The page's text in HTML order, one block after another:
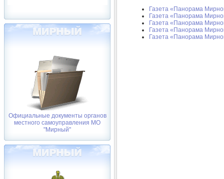
Официальные документы органов
местного самоуправления МО
"Мирный"
Газета «Панорама
Газета «Панорама
Газета «Панорама
Газета «Панорама
Газета «Панорама